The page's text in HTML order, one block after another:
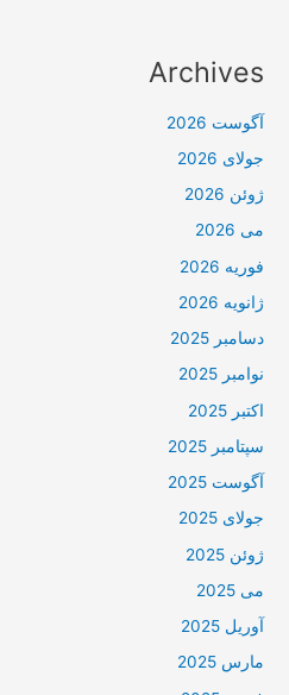
Archives
آگوست 2026
جولای 2026
ژوئن 2026
می 2026
فوریه 2026
ژانویه 2026
دسامبر 2025
نوامبر 2025
اکتبر 2025
سپتامبر 2025
آگوست 2025
جولای 2025
ژوئن 2025
می 2025
آوریل 2025
مارس 2025